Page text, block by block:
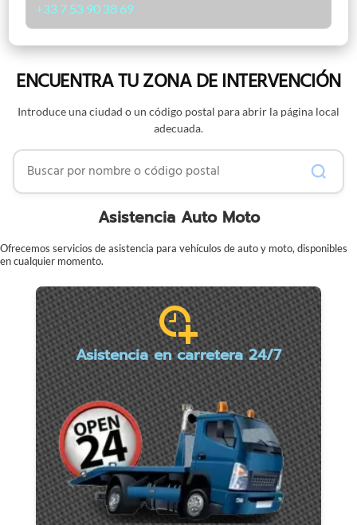
+33 7 53 90 38 69
ENCUENTRA TU ZONA DE INTERVENCIÓN
Introduce una ciudad o un código postal para abrir la página local
adecuada.
Buscar por nombre o código postal
Asistencia Auto Moto
Ofrecemos servicios de asistencia para vehículos de auto y moto, disponibles
en cualquier momento.
Asistencia en carretera 24/7